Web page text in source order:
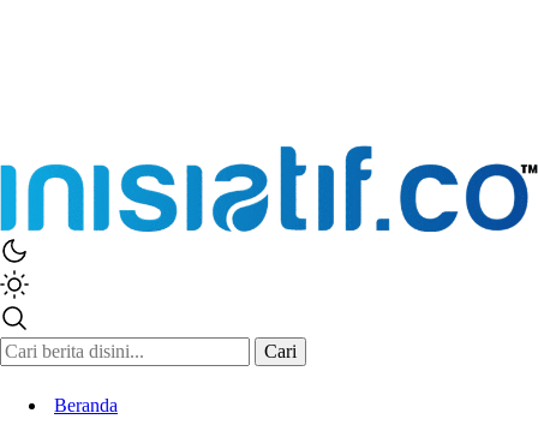
Inisiatif.co
Stay Connected Stay Informed
Cari
Beranda